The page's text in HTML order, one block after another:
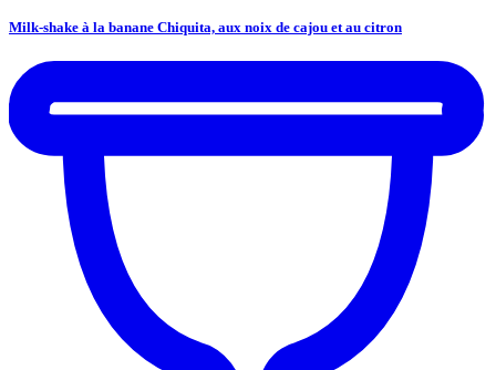
Milk-shake à la banane Chiquita, aux noix de cajou et au citron